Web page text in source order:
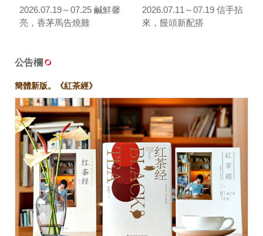
2026.07.19～07.25 鹹鮮馨
亮，香茅馬告燒雞
2026.07.11～07.19 信手拈
來，饅頭新配搭
公告欄
簡體新版。《紅茶經》